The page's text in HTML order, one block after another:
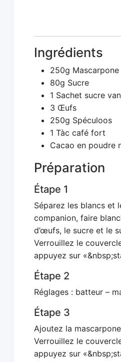
Ingrédients
250g Mascarpone
80g Sucre
1 Sachet sucre
3 Œufs
250g Spéculoos
1 Tàc café fort
Cacao en poudre
Préparation
Étape 1
Séparez les blancs et
companion, faire
d’œufs, le sucre et le
Verrouillez le
appuyez sur
Étape 2
Réglages : batteur –
Étape 3
Ajoutez la
Verrouillez le
appuyez sur